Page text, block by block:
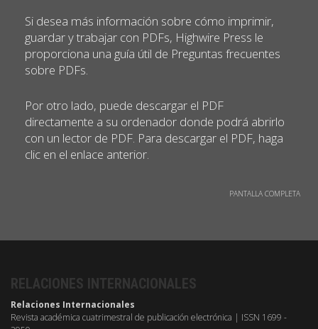
Si desea más información sobre cómo imprimir,
guardar y trabajar con PDFs, Highwire Press le
proporciona una guía útil de Preguntas frecuentes
sobre PDFs.
Por otro lado, puede descargar el PDF
directamente a su ordenador donde podrá abrirlo
con un lector de PDF. Para descargar el PDF, haga
clic en el enlace anterior.
PANTALLA COMPLETA
RELACIONES INTERNACIONALES
Relaciones Internacionales
Revista académica cuatrimestral de publicación electrónica | ISSN 1699 -